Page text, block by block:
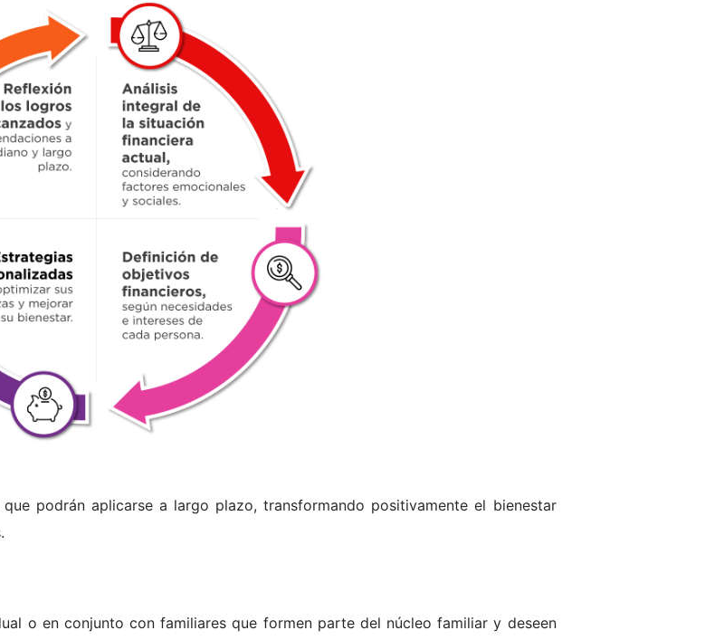
podrán aplicarse a largo plazo, transformando positivamente el bienestar
o en conjunto con familiares que formen parte del núcleo familiar y deseen